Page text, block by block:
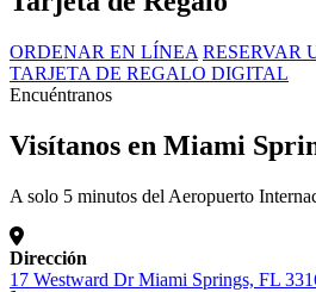
ORDENAR EN LÍNEA RESERVAR
TARJETA DE REGALO DIGITAL
Encuéntranos
Visítanos en Miami
A solo 5 minutos del Aeropuerto
Dirección
17 Westward Dr Miami Springs, FL